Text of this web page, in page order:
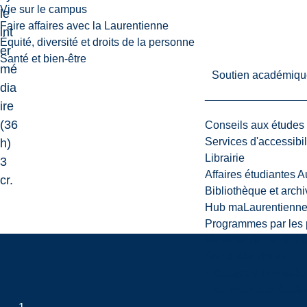
Vie sur le campus
Faire affaires avec la Laurentienne
Équité, diversité et droits de la personne
Santé et bien-être
Soutien
Conseils aux études
Services
Librairie
Affaires étudiantes
Bibliothèque et
Hub maLaurentienne
Programmes par les
le
int
er
mé
dia
ire
(36
h)
3
cr.